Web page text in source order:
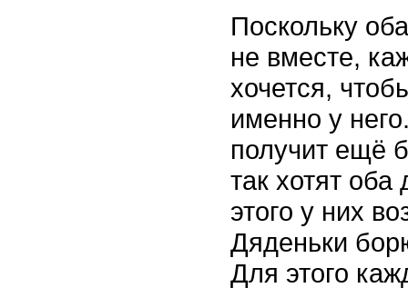
Поскольку
не вместе,
хочется,
именно у
получит ещё
так хотят оба
этого у них
Дяденьки
Для этого